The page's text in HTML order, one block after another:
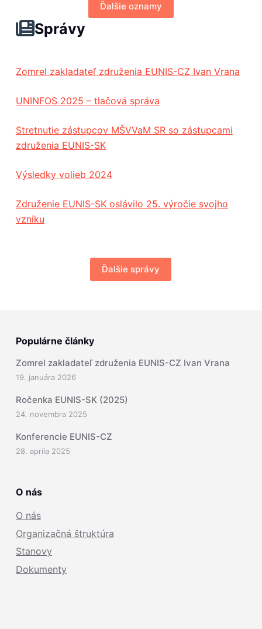
Ďalšie oznamy
Správy
Zomrel zakladateľ združenia EUNIS-CZ Ivan Vrana
UNINFOS 2025 – tlačová správa
Stretnutie zástupcov MŠVVaM SR so zástupcami
združenia EUNIS-SK
Výsledky volieb 2024
Združenie EUNIS-SK oslávilo 25. výročie svojho
vzniku
Ďalšie správy
Populárne články
Zomrel zakladateľ združenia EUNIS-CZ Ivan Vrana
19. januára 2026
Ročenka EUNIS-SK (2025)
24. novembra 2025
Konferencie EUNIS-CZ
28. apríla 2025
O nás
O nás
Organizačná štruktúra
Stanovy
Dokumenty